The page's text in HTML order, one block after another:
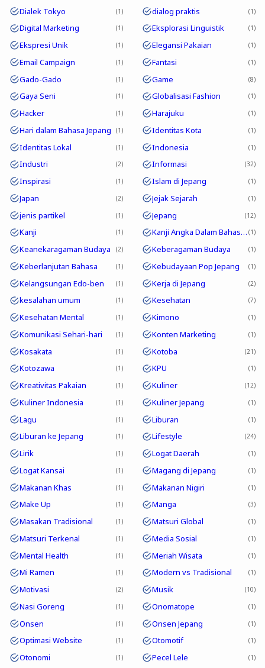
Dialek Tokyo 1 dialog praktis 1
Digital Marketing 1 Eksplorasi Linguistik 1
Ekspresi Unik 1 Elegansi Pakaian 1
Email Campaign 1 Fantasi 1
Gado-Gado 1 Game 8
Gaya Seni 1 Globalisasi Fashion 1
Hacker 1 Harajuku 1
Hari dalam Bahasa Jepang 1 Identitas Kota 1
Identitas Lokal 1 Indonesia 1
Industri 2 Informasi 32
Inspirasi 1 Islam di Jepang 1
Japan 2 Jejak Sejarah 1
jenis partikel 1 Jepang 12
Kanji 1 Kanji Angka Dalam Bahasa Jepang 1
Keanekaragaman Budaya 2 Keberagaman Budaya 1
Keberlanjutan Bahasa 1 Kebudayaan Pop Jepang 1
Kelangsungan Edo-ben 1 Kerja di Jepang 2
kesalahan umum 1 Kesehatan 7
Kesehatan Mental 1 Kimono 1
Komunikasi Sehari-hari 1 Konten Marketing 1
Kosakata 1 Kotoba 21
Kotozawa 1 KPU 1
Kreativitas Pakaian 1 Kuliner 12
Kuliner Indonesia 1 Kuliner Jepang 1
Lagu 1 Liburan 1
Liburan ke Jepang 1 Lifestyle 24
Lirik 1 Logat Daerah 1
Logat Kansai 1 Magang di Jepang 1
Makanan Khas 1 Makanan Nigiri 1
Make Up 1 Manga 3
Masakan Tradisional 1 Matsuri Global 1
Matsuri Terkenal 1 Media Sosial 1
Mental Health 1 Meriah Wisata 1
Mi Ramen 1 Modern vs Tradisional 1
Motivasi 2 Musik 10
Nasi Goreng 1 Onomatope 1
Onsen 1 Onsen Jepang 1
Optimasi Website 1 Otomotif 1
Otonomi 1 Pecel Lele 1